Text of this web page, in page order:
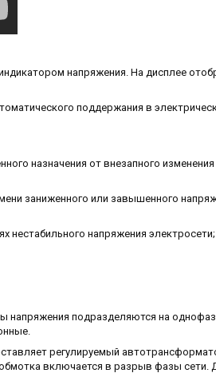
напряжения. На дисплее
поддержания в
назначения от внезапного изменения
заниженного или завышенного
напряжения электросети;
напряжения подразде­ляются на
регулируемый
включается в разрыв фазы сети.